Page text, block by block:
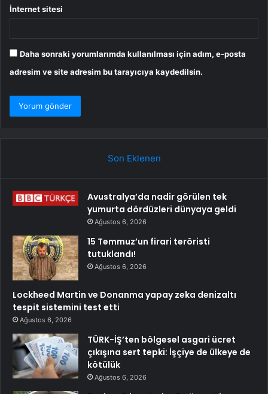
İnternet sitesi
Daha sonraki yorumlarımda kullanılması için adım, e-posta
adresim ve site adresim bu tarayıcıya kaydedilsin.
Son Eklenen
Avustralya’da nadir görülen tek
yumurta dördüzleri dünyaya geldi
Ağustos 6, 2026
15 Temmuz’un firari teröristi
tutuklandı!
Ağustos 6, 2026
Lockheed Martin ve Donanma yapay zeka denizaltı
tespit sistemini test etti
Ağustos 6, 2026
TÜRK-İŞ’ten bölgesel asgari ücret
çıkışına sert tepki: İşçiye de ülkeye de
kötülük
Ağustos 6, 2026